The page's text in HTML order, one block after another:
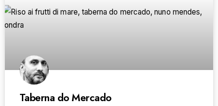
Taberna do Mercado